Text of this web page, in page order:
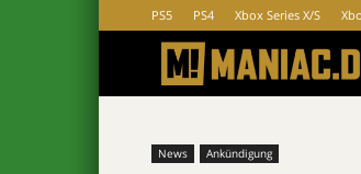
PS5 PS4 Xbox Series X/S
News Ankündigung